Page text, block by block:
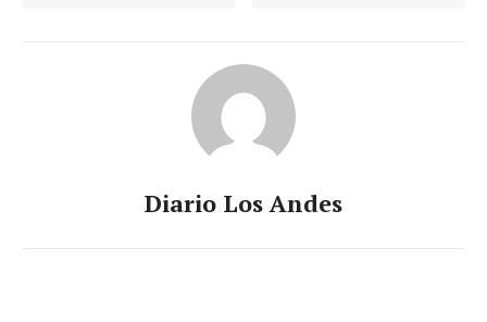
Diario Los Andes